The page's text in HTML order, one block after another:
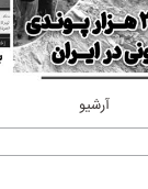
آرشیو